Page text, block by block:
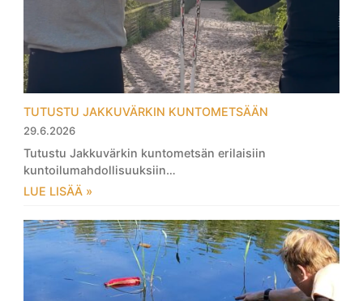
TUTUSTU JAKKUVÄRKIN KUNTOMETSÄÄN
29.6.2026
Tutustu Jakkuvärkin kuntometsän erilaisiin
kuntoilumahdollisuuksiin…
LUE LISÄÄ »